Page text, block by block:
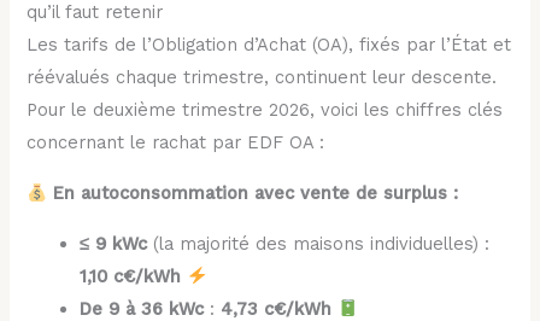
qu’il faut retenir
Les tarifs de l’Obligation d’Achat (OA), fixés par l’État et
réévalués chaque trimestre, continuent leur descente.
Pour le deuxième trimestre 2026, voici les chiffres clés
concernant le rachat par EDF OA :
En autoconsommation avec vente de surplus :
≤ 9 kWc(la majorité des maisons individuelles) :
1,10 c€/kWh
De 9 à 36 kWc: 4,73 c€/kWh